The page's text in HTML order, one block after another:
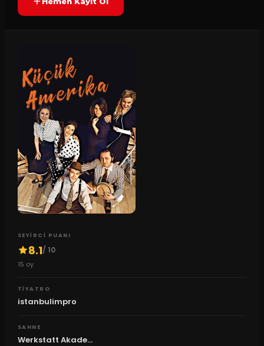
SEYIRCI PUANI
8.1/ 10
15 oy
TIYATRO
istanbulimpro‬
SAHNE
Werkstatt Akade...